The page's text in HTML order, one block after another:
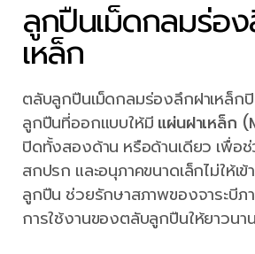
ลูกปืนเม็ดกลมร่อ
เหล็ก
ตลับลูกปืนเม็ดกลมร่องลึกฝาเหล็ก
ลูกปืนที่ออกแบบให้มี แผ่นฝาเหล็ก
ปิดทั้งสองด้าน หรือด้านเดียว เพื่อ
สกปรก และอนุภาคขนาดเล็กไม่ให้เข้
ลูกปืน ช่วยรักษาสภาพของจาระบีภ
การใช้งานของตลับลูกปืนให้ยาวนา